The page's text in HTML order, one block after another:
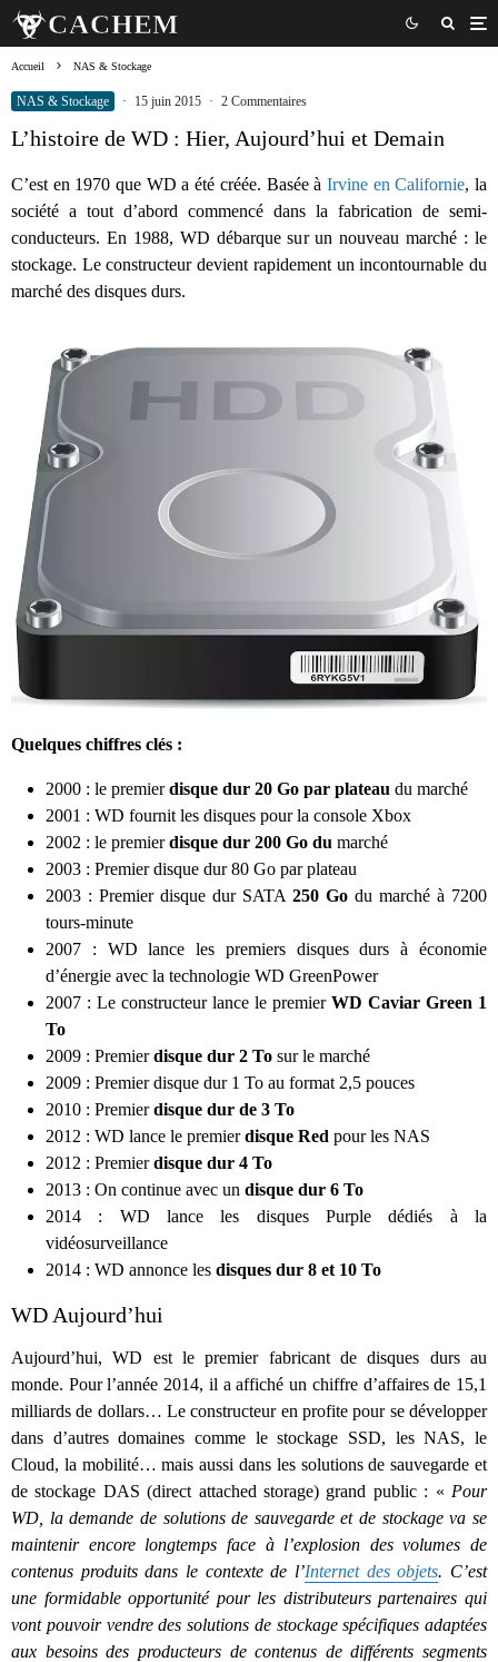
Accueil NAS & Stockage
NAS & Stockage · 15 juin 2015 · 2 Commentaires
L’histoire de WD : Hier, Aujourd’hui et Demain
C’est en 1970 que WD a été créée. Basée à Irvine en Californie, la
société a tout d’abord commencé dans la fabrication de semi-
conducteurs. En 1988, WD débarque sur un nouveau marché : le
stockage. Le constructeur devient rapidement un incontournable du
marché des disques durs.
Quelques chiffres clés :
2000 : le premierdisque dur 20 Go par plateau du marché
2001 : WD fournit les disques pour la console Xbox
2002 : le premierdisque dur 200 Go du marché
2003 : Premier disque dur 80 Go par plateau
2003 : Premier disque dur SATA 250 Go du marché à 7200
tours-minute
2007 : WD lance les premiers disques durs à économie
d’énergie avec la technologie WD GreenPower
2007 : Le constructeur lance le premier WD Caviar Green 1
To
2009 : Premierdisque dur 2 To sur le marché
2009 : Premier disque dur 1 To au format 2,5 pouces
2010 : Premierdisque dur de 3 To
2012 : WD lance le premierdisque Red pour les NAS
2012 : Premierdisque dur 4 To
2013 : On continue avec un disque dur 6 To
2014 : WD lance les disques Purple dédiés à la
vidéosurveillance
2014 : WD annonce les disques dur 8 et 10 To
WD Aujourd’hui
Aujourd’hui, WD est le premier fabricant de disques durs au
monde. Pour l’année 2014, il a affiché un chiffre d’affaires de 15,1
milliards de dollars… Le constructeur en profite pour se développer
dans d’autres domaines comme le stockage SSD, les NAS, le
Cloud, la mobilité… mais aussi dans les solutions de sauvegarde et
de stockage DAS (direct attached storage) grand public : « Pour
WD, la demande de solutions de sauvegarde et de stockage va se
maintenir encore longtemps face à l’explosion des volumes de
contenus produits dans le contexte de l’Internet des objets. C’est
une formidable opportunité pour les distributeurs partenaires qui
vont pouvoir vendre des solutions de stockage spécifiques adaptées
aux besoins des producteurs de contenus de différents segments